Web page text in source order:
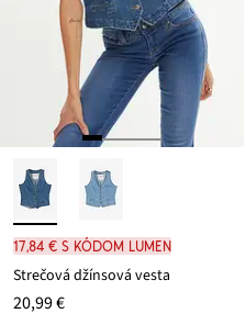
17,84 € s kódom LUMEN
Strečová džínsová vesta
20,99 €